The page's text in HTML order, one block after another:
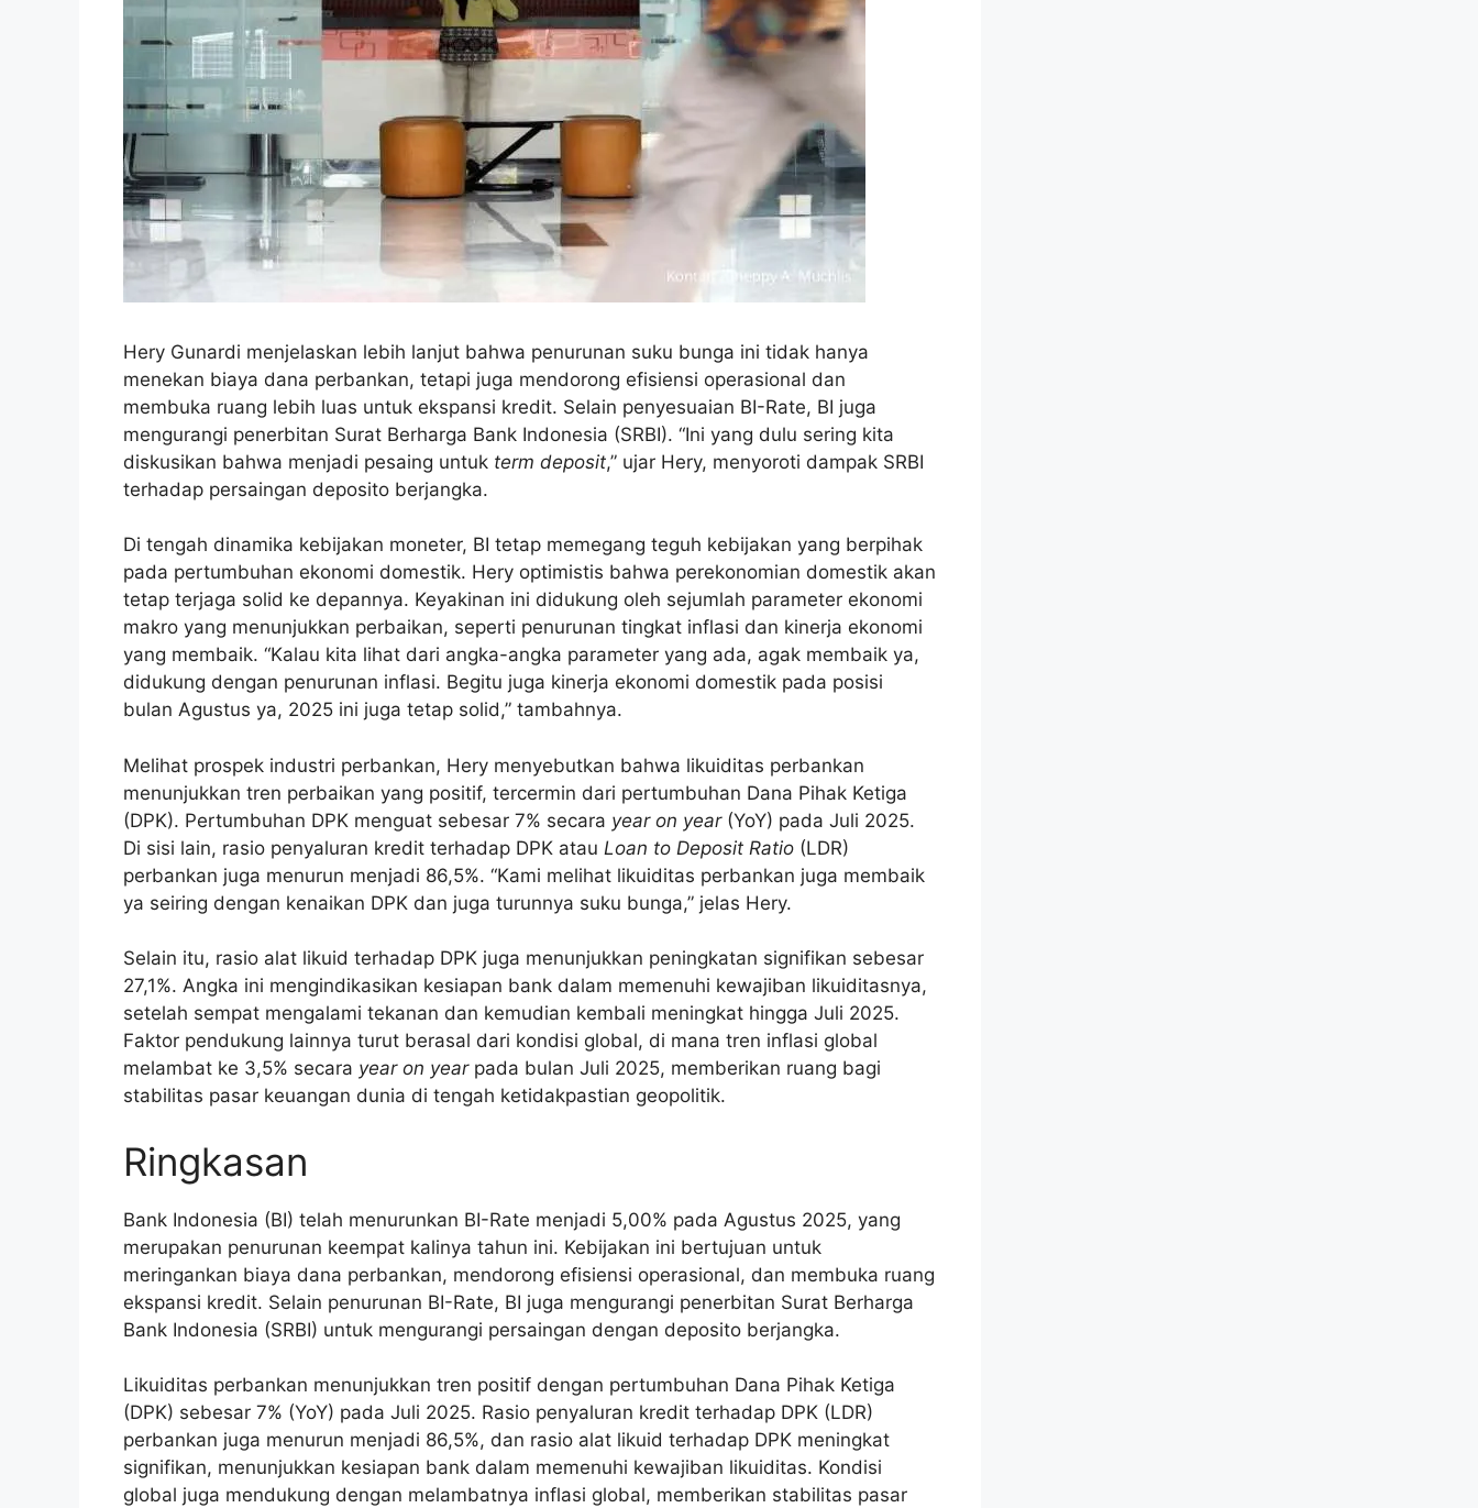
Hery Gunardi menjelaskan lebih lanjut bahwa penurunan suku bunga ini tidak hanya
menekan biaya dana perbankan, tetapi juga mendorong efisiensi operasional dan
membuka ruang lebih luas untuk ekspansi kredit. Selain penyesuaian BI-Rate, BI juga
mengurangi penerbitan Surat Berharga Bank Indonesia (SRBI). “Ini yang dulu sering kita
diskusikan bahwa menjadi pesaing untuk term deposit,” ujar Hery, menyoroti dampak SRBI
terhadap persaingan deposito berjangka.
Di tengah dinamika kebijakan moneter, BI tetap memegang teguh kebijakan yang berpihak
pada pertumbuhan ekonomi domestik. Hery optimistis bahwa perekonomian domestik akan
tetap terjaga solid ke depannya. Keyakinan ini didukung oleh sejumlah parameter ekonomi
makro yang menunjukkan perbaikan, seperti penurunan tingkat inflasi dan kinerja ekonomi
yang membaik. “Kalau kita lihat dari angka-angka parameter yang ada, agak membaik ya,
didukung dengan penurunan inflasi. Begitu juga kinerja ekonomi domestik pada posisi
bulan Agustus ya, 2025 ini juga tetap solid,” tambahnya.
Melihat prospek industri perbankan, Hery menyebutkan bahwa likuiditas perbankan
menunjukkan tren perbaikan yang positif, tercermin dari pertumbuhan Dana Pihak Ketiga
(DPK). Pertumbuhan DPK menguat sebesar 7% secara year on year(YoY) pada Juli 2025.
Di sisi lain, rasio penyaluran kredit terhadap DPK atau Loan to Deposit Ratio (LDR)
perbankan juga menurun menjadi 86,5%. “Kami melihat likuiditas perbankan juga membaik
ya seiring dengan kenaikan DPK dan juga turunnya suku bunga,” jelas Hery.
Selain itu, rasio alat likuid terhadap DPK juga menunjukkan peningkatan signifikan sebesar
27,1%. Angka ini mengindikasikan kesiapan bank dalam memenuhi kewajiban likuiditasnya,
setelah sempat mengalami tekanan dan kemudian kembali meningkat hingga Juli 2025.
Faktor pendukung lainnya turut berasal dari kondisi global, di mana tren inflasi global
melambat ke 3,5% secara year on yearpada bulan Juli 2025, memberikan ruang bagi
stabilitas pasar keuangan dunia di tengah ketidakpastian geopolitik.
Ringkasan
Bank Indonesia (BI) telah menurunkan BI-Rate menjadi 5,00% pada Agustus 2025, yang
merupakan penurunan keempat kalinya tahun ini. Kebijakan ini bertujuan untuk
meringankan biaya dana perbankan, mendorong efisiensi operasional, dan membuka ruang
ekspansi kredit. Selain penurunan BI-Rate, BI juga mengurangi penerbitan Surat Berharga
Bank Indonesia (SRBI) untuk mengurangi persaingan dengan deposito berjangka.
Likuiditas perbankan menunjukkan tren positif dengan pertumbuhan Dana Pihak Ketiga
(DPK) sebesar 7% (YoY) pada Juli 2025. Rasio penyaluran kredit terhadap DPK (LDR)
perbankan juga menurun menjadi 86,5%, dan rasio alat likuid terhadap DPK meningkat
signifikan, menunjukkan kesiapan bank dalam memenuhi kewajiban likuiditas. Kondisi
global juga mendukung dengan melambatnya inflasi global, memberikan stabilitas pasar